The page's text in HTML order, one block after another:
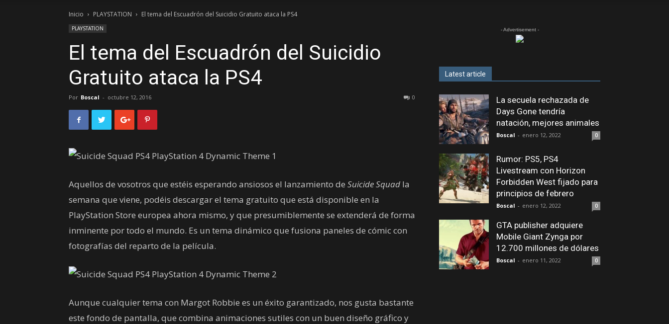
GAME
Inicio PLAYSTATION El tema del Escuadrón del Suicidio Gratuito ataca la PS4
PLAYSTATION
El tema del Escuadrón del Suicidio
Gratuito ataca la PS4
Por Boscal - octubre 12, 2016 0
Aquellos de vosotros que estéis esperando ansiosos el lanzamiento de Suicide Squad la
semana que viene, podéis descargar el tema gratuito que está disponible en la
PlayStation Store europea ahora mismo, y que presumiblemente se extenderá de forma
inminente por todo el mundo. Es un tema dinámico que fusiona paneles de cómic con
fotografías del reparto de la película.
Aunque cualquier tema con Margot Robbie es un éxito garantizado, nos gusta bastante
este fondo de pantalla, que combina animaciones sutiles con un buen diseño gráfico y
- Advertisement -
Latest article
La secuela rechazada de
Days Gone tendría
natación, mejores animales
Boscal - enero 12, 2022 0
Rumor: PS5, PS4
Livestream con Horizon
Forbidden West fijado para
principios de febrero
Boscal - enero 12, 2022 0
GTA publisher adquiere
Mobile Giant Zynga por
12.700 millones de dólares
Boscal - enero 11, 2022 0